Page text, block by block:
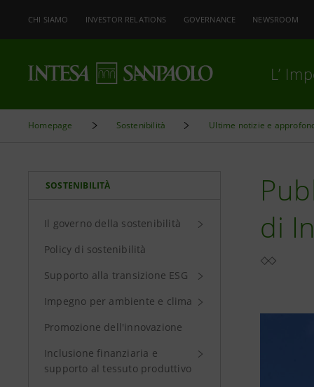
CHI SIAMO INVESTOR RELATIONS GOVERNANCE NEWSROOM
L’
Homepage Sostenibilità Ultime notizie e
SOSTENIBILITÀ
Il governo della sostenibilità
Policy di sostenibilità
Supporto alla transizione ESG
Impegno per ambiente e clima
Promozione dell'innovazione
Inclusione finanziaria e
supporto al tessuto produttivo
di